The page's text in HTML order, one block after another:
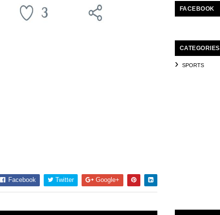
Facebook Twitter Google+
FACEBOOK
CATEGORIES
SPORTS